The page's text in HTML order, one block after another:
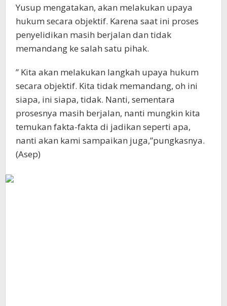
Yusup mengatakan, akan melakukan upaya
hukum secara objektif. Karena saat ini proses
penyelidikan masih berjalan dan tidak
memandang ke salah satu pihak.
” Kita akan melakukan langkah upaya hukum
secara objektif. Kita tidak memandang, oh ini
siapa, ini siapa, tidak. Nanti, sementara
prosesnya masih berjalan, nanti mungkin kita
temukan fakta-fakta di jadikan seperti apa,
nanti akan kami sampaikan juga,”pungkasnya.
(Asep)